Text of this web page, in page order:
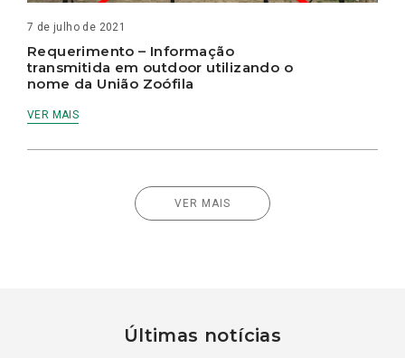
7 de julho de 2021
Requerimento – Informação
transmitida em outdoor utilizando o
nome da União Zoófila
VER MAIS
VER MAIS
Últimas notícias